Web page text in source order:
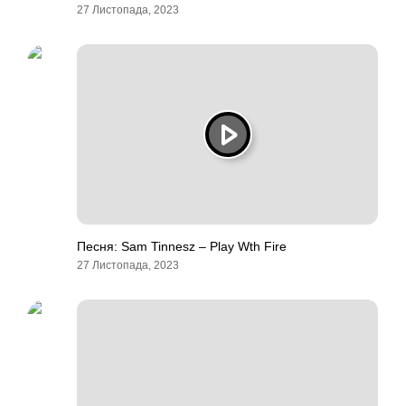
27 Листопада, 2023
Песня: Sam Tinnesz – Play Wth Fire
27 Листопада, 2023